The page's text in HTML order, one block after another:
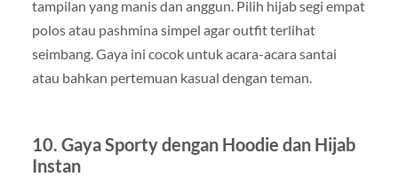
tampilan yang manis dan anggun. Pilih hijab segi empat
polos atau pashmina simpel agar outfit terlihat
seimbang. Gaya ini cocok untuk acara-acara santai
atau bahkan pertemuan kasual dengan teman.
10. Gaya Sporty dengan Hoodie dan Hijab
Instan